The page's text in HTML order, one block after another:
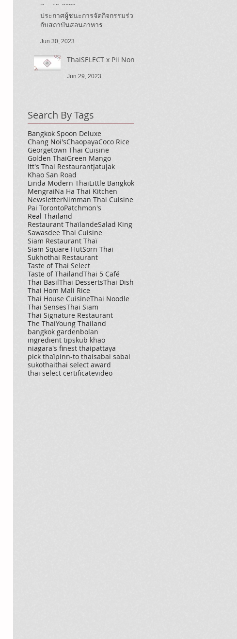
Dec 19, 2023
ประกาศผู้ชนะการจัดกิจกรรมร่วม
กับสถาบันสอนอาหาร
Jun 30, 2023
ThaiSELECT x Pii Nong
Jun 29, 2023
Search By Tags
Bangkok Spoon Deluxe
Chang Noi'sChaopayaCoco Rice
Georgetown Thai Cuisine
Golden ThaiGreen Mango
Itt's Thai RestaurantJatujak
Khao San Road
Linda Modern ThaiLittle Bangkok
MengraiNa Ha Thai Kitchen
NewsletterNimman Thai Cuisine
Pai TorontoPatchmon's
Real Thailand
Restaurant ThaïlandeSalad King
Sawasdee Thai Cuisine
Siam Restaurant Thaï
Siam Square HutSorn Thai
Sukhothai Restaurant
Taste of Thai Select
Taste of ThailandThai 5 Café
Thai BasilThai DessertsThai Dish
Thai Hom Mali Rice
Thai House CuisineThai Noodle
Thai SensesThai Siam
Thai Signature Restaurant
The ThaiYoung Thailand
bangkok gardenbolan
ingredient tipskub khao
niagara's finest thaipattaya
pick thaïpinn-to thaisabai sabai
sukothaithai select award
thai select certificatevideo